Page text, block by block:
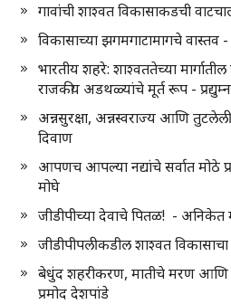
गावांची शाश्वत विकासाकडची
विकासाच्या झगमगाटामागचे वास्तव
भारतीय शहरे: शाश्वततेच्या
राजकीय अडथळ्यांचे मूर्त रूप -
अन्नसुरक्षा, अन्नस्वराज्य आणि
दिवाण
आपणच आपल्या नद्यांचे सर्वात मोठे
मोघे
जीडीपीच्या देवाचे पितळ! - अनिकेत
जीडीपीपलीकडील शाश्वत
बेधुंद शहरीकरण, मातीचे मरण
प्रमोद देशपांडे